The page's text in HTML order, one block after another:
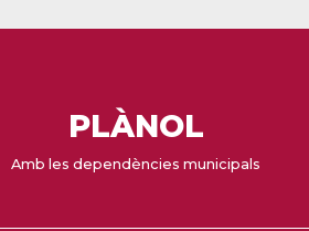
PLÀNOL
Amb les dependències municipals